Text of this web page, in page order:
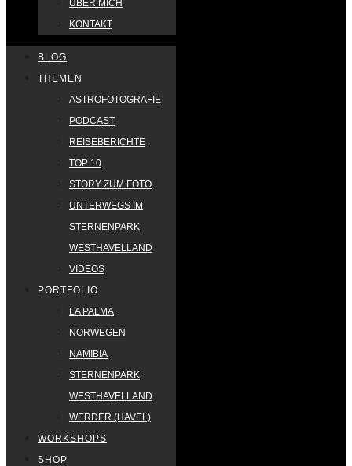
ÜBER MICH
KONTAKT
BLOG
THEMEN
ASTROFOTOGRAFIE
PODCAST
REISEBERICHTE
TOP 10
STORY ZUM FOTO
UNTERWEGS IM
STERNENPARK
WESTHAVELLAND
VIDEOS
PORTFOLIO
LA PALMA
NORWEGEN
NAMIBIA
STERNENPARK
WESTHAVELLAND
WERDER (HAVEL)
WORKSHOPS
SHOP